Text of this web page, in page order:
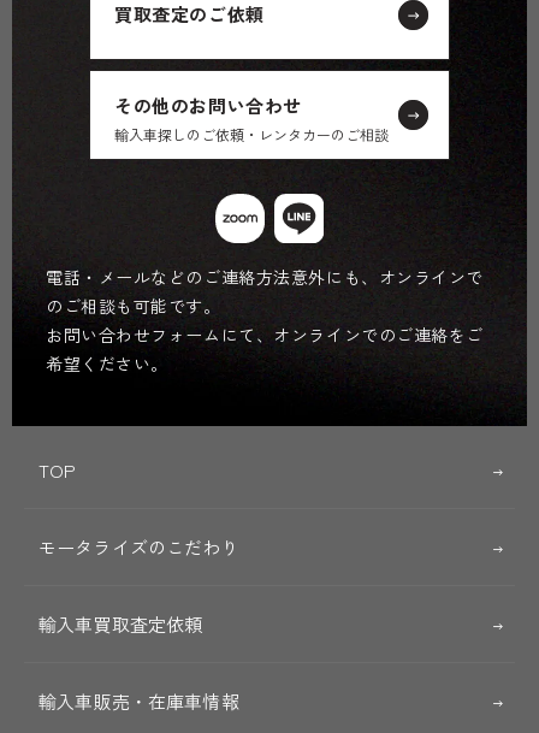
買取査定のご依頼
その他のお問い合わせ
輸入車探しのご依頼・レンタカーのご相談
電話・メールなどのご連絡方法意外にも、オンラインで
のご相談も可能です。
お問い合わせフォームにて、オンラインでのご連絡をご
希望ください。
TOP
モータライズのこだわり
輸入車買取査定依頼
輸入車販売・在庫車情報